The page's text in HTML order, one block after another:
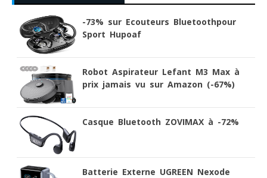
-73% sur Ecouteurs Bluetoothpour
Sport Hupoaf
Robot Aspirateur Lefant M3 Max à
prix jamais vu sur Amazon (-67%)
Casque Bluetooth ZOVIMAX à -72%
Batterie Externe UGREEN Nexode